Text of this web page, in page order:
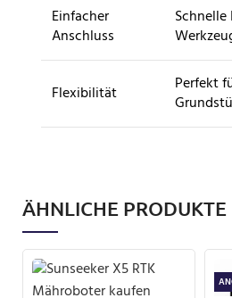
Einfacher
Anschluss
Flexibilität
Perfekt
ÄHNLICHE PRODUKTE